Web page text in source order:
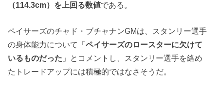
（114.3cm）を上回る数値である。
ペイサーズのチャド・ブチャナンGMは、スタンリー選手
の身体能力について「ペイサーズのロースターに欠けて
いるものだった 」とコメントし、スタンリー選手を絡め
たトレードアップには積極的ではなさそうだ。